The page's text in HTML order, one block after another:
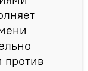
против